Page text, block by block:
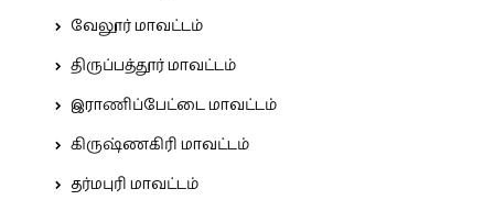
வேலூர் மாவட்டம்
திருப்பத்தூர் மாவட்டம்
இராணிப்பேட்டை மாவட்டம்
கிருஷ்ணகிரி மாவட்டம்
தர்மபுரி மாவட்டம்